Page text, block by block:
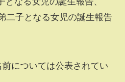
二子となる女児の誕生報告
については公表されてい